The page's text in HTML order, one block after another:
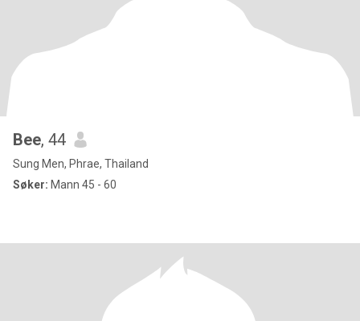
Bee, 44
Sung Men, Phrae, Thailand
Søker: Mann 45 - 60